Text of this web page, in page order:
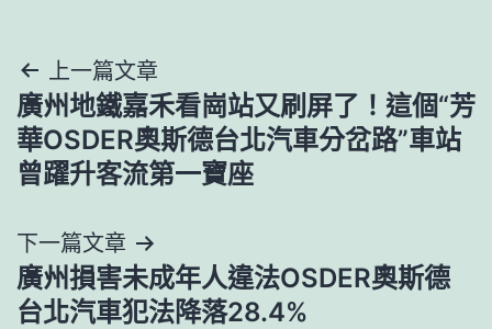
文
章
導
覽
上一篇文章
廣州地鐵嘉禾看崗站又刷屏了！這個“芳
華OSDER奧斯德台北汽車分岔路”車站
曾躍升客流第一寶座
下一篇文章
廣州損害未成年人違法OSDER奧斯德
台北汽車犯法降落28.4%